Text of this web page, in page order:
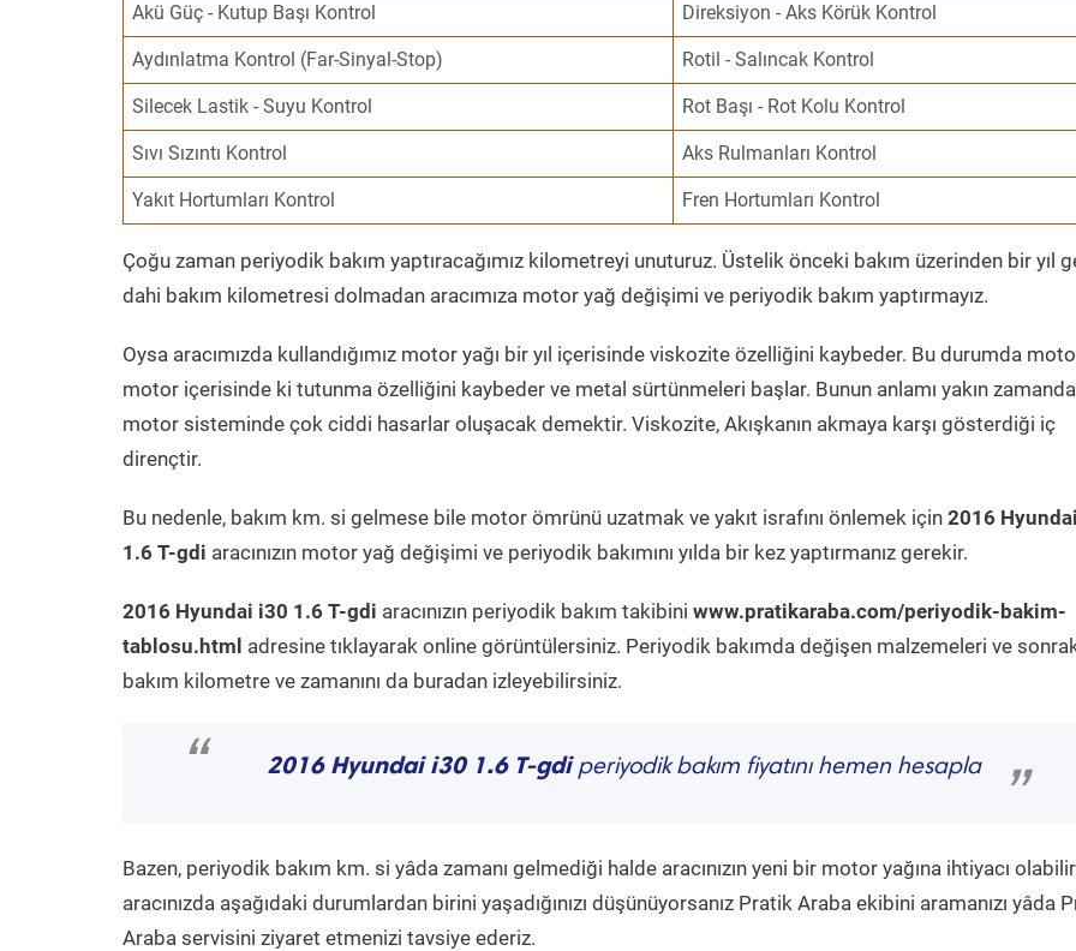
Akü Güç - Kutup Başı Kontrol Direksiyon - Aks Körük Kontrol
Aydınlatma Kontrol (Far-Sinyal-Stop) Rotil - Salıncak Kontrol
Silecek Lastik - Suyu Kontrol Rot Başı - Rot Kolu Kontrol
Sıvı Sızıntı Kontrol Aks Rulmanları Kontrol
Yakıt Hortumları Kontrol Fren Hortumları Kontrol
Çoğu zaman periyodik bakım yaptıracağımız kilometreyi unuturuz. Üstelik önceki bakım üzerinden bir yıl
dahi bakım kilometresi dolmadan aracımıza motor yağ değişimi ve periyodik bakım yaptırmayız.
Oysa aracımızda kullandığımız motor yağı bir yıl içerisinde viskozite özelliğini kaybeder. Bu durumda
motor içerisinde ki tutunma özelliğini kaybeder ve metal sürtünmeleri başlar. Bunun anlamı yakın zamanda
motor sisteminde çok ciddi hasarlar oluşacak demektir. Viskozite, Akışkanın akmaya karşı gösterdiği iç
dirençtir.
Bu nedenle, bakım km. si gelmese bile motor ömrünü uzatmak ve yakıt israfını önlemek için 2016
1.6 T-gdi aracınızın motor yağ değişimi ve periyodik bakımını yılda bir kez yaptırmanız gerekir.
2016 Hyundai i30 1.6 T-gdi aracınızın periyodik bakım takibini www.pratikaraba.com/periyodik-bakim-
tablosu.html adresine tıklayarak online görüntülersiniz. Periyodik bakımda değişen malzemeleri ve
bakım kilometre ve zamanını da buradan izleyebilirsiniz.
“ 2016 Hyundai i30 1.6 T-gdiperiyodik bakım fiyatını hemen hesapla
”
Bazen, periyodik bakım km. si yâda zamanı gelmediği halde aracınızın yeni bir motor yağına ihtiyacı
aracınızda aşağıdaki durumlardan birini yaşadığınızı düşünüyorsanız Pratik Araba ekibini aramanızı yâda
Araba servisini ziyaret etmenizi tavsiye ederiz.